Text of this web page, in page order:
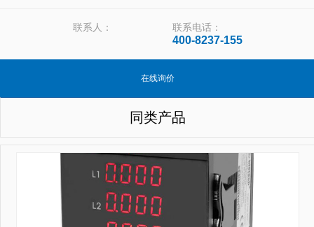
联系人： 联系电话：
400-8237-155
在线询价
同类产品